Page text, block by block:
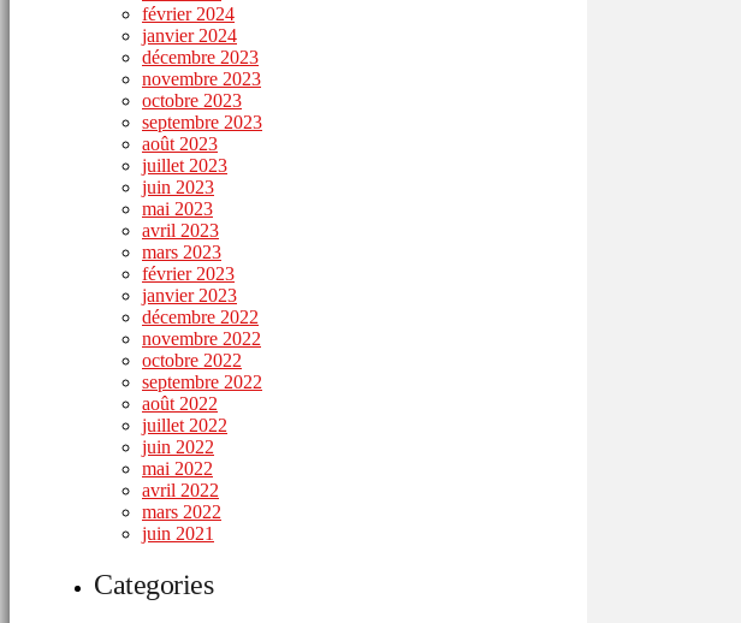
février 2024
janvier 2024
décembre 2023
novembre 2023
octobre 2023
septembre 2023
août 2023
juillet 2023
juin 2023
mai 2023
avril 2023
mars 2023
février 2023
janvier 2023
décembre 2022
novembre 2022
octobre 2022
septembre 2022
août 2022
juillet 2022
juin 2022
mai 2022
avril 2022
mars 2022
juin 2021
Categories